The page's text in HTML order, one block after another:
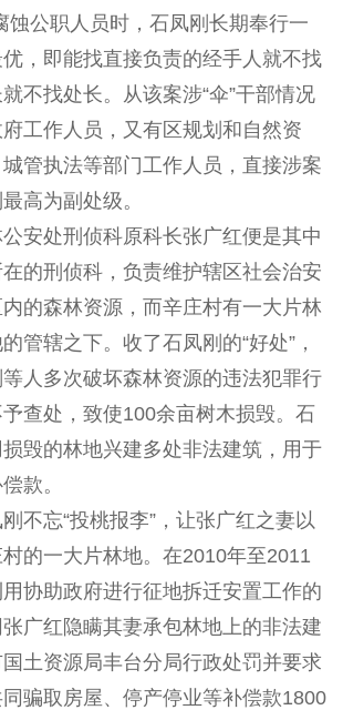
蚀公职人员时，石凤刚长期奉行一
，即能找直接负责的经手人就不找
不找处长。从该案涉“伞”干部情况
工作人员，又有区规划和自然资
管执法等部门工作人员，直接涉案
高为副处级。
处刑侦科原科长张广红便是其中
的刑侦科，负责维护辖区社会治安
的森林资源，而辛庄村有一大片林
管辖之下。收了石凤刚的“好处”，
人多次破坏森林资源的违法犯罪行
查处，致使100余亩树木损毁。石
毁的林地兴建多处非法建筑，用于
款。
忘“投桃报李”，让张广红之妻以
的一大片林地。在2010年至2011
协助政府进行征地拆迁安置工作的
广红隐瞒其妻承包林地上的非法建
土资源局丰台分局行政处罚并要求
骗取房屋、停产停业等补偿款1800